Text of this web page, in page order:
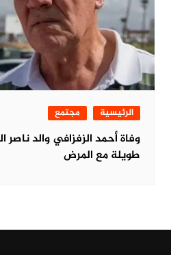
الرئيسية مجتمع
وفاة أحمد الزفزافي والد ناصر
طويلة مع المرض